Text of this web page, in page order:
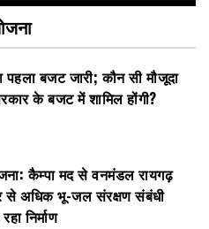
बजट जारी; कौन सी मौजूदा
के बजट में शामिल होंगी?
कैम्पा मद से वनमंडल रायगढ़
से अधिक भू-जल संरक्षण संबंधी
निर्माण